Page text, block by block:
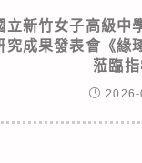
立新竹女子高級中
究成果發表會《緣
蒞臨指